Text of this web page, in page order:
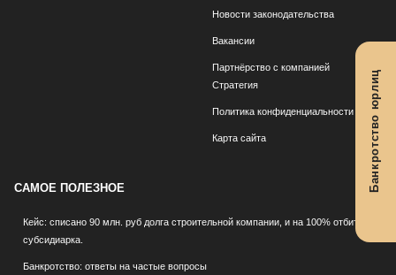
Новости законодательства
Вакансии
Партнёрство с компанией
Стратегия
Политика конфиденциальности
Карта сайта
САМОЕ ПОЛЕЗНОЕ
Кейс: списано 90 млн. руб долга строительной компании, и на 100% отбита
субсидиарка.
Банкротство: ответы на частые вопросы
Банкротство юрлиц